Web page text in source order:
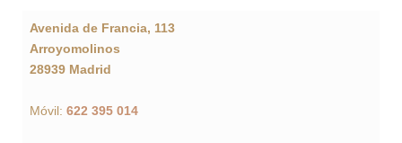
Avenida de Francia, 113
Arroyomolinos
28939 Madrid
Móvil: 622 395 014